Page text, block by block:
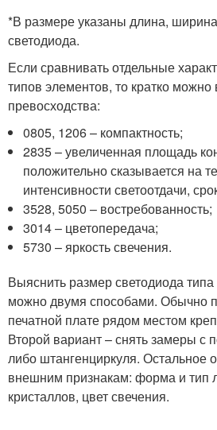
*В размере указаны длина,
светодиода.
Если сравнивать отдельные
типов элементов, то кратко можно
превосходства:
0805, 1206 – компактность;
2835 – увеличенная площадь
положительно сказывается на
интенсивности светоотдачи,
3528, 5050 – востребованность;
3014 – цветопередача;
5730 – яркость свечения.
Выяснить размер светодиода
можно двумя способами. Обычно
печатной плате рядом местом
Второй вариант – снять замеры с
либо штангенциркуля. Остальное
внешним признакам: форма и тип
кристаллов, цвет свечения.